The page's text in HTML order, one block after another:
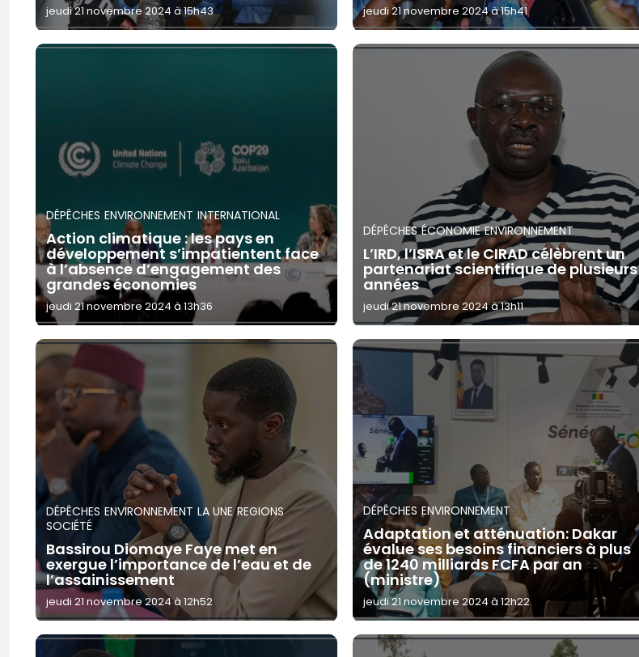
jeudi 21 novembre 2024 à 15h43 jeudi 21 novembre 2024 à 15h41
DÉPÊCHES ENVIRONNEMENT INTERNATIONAL
Action climatique : les pays en
développement s’impatientent face
à l’absence d’engagement des
grandes économies
jeudi 21 novembre 2024 à 13h36
DÉPÊCHES ÉCONOMIE ENVIRONNEMENT
L’IRD, l’ISRA et le CIRAD célèbrent un
partenariat scientifique de plusieurs
années
jeudi 21 novembre 2024 à 13h11
DÉPÊCHES ENVIRONNEMENT LA UNE REGIONS
SOCIÉTÉ
Bassirou Diomaye Faye met en
exergue l’importance de l’eau et de
l’assainissement
jeudi 21 novembre 2024 à 12h52
DÉPÊCHES ENVIRONNEMENT
Adaptation et atténuation: Dakar
évalue ses besoins financiers à plus
de 1240 milliards FCFA par an
(ministre)
jeudi 21 novembre 2024 à 12h22